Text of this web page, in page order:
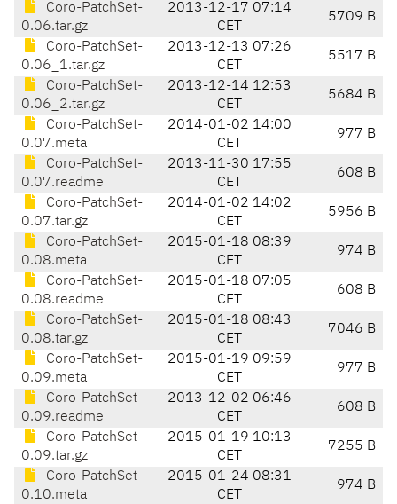
Coro-PatchSet-
0.06.tar.gz
2013-12-17 07:14
CET
5709 B
Coro-PatchSet-
0.06_1.tar.gz
2013-12-13 07:26
CET
5517 B
Coro-PatchSet-
0.06_2.tar.gz
2013-12-14 12:53
CET
5684 B
Coro-PatchSet-
0.07.meta
2014-01-02 14:00
CET
977 B
Coro-PatchSet-
0.07.readme
2013-11-30 17:55
CET
608 B
Coro-PatchSet-
0.07.tar.gz
2014-01-02 14:02
CET
5956 B
Coro-PatchSet-
0.08.meta
2015-01-18 08:39
CET
974 B
Coro-PatchSet-
0.08.readme
2015-01-18 07:05
CET
608 B
Coro-PatchSet-
0.08.tar.gz
2015-01-18 08:43
CET
7046 B
Coro-PatchSet-
0.09.meta
2015-01-19 09:59
CET
977 B
Coro-PatchSet-
0.09.readme
2013-12-02 06:46
CET
608 B
Coro-PatchSet-
0.09.tar.gz
2015-01-19 10:13
CET
7255 B
Coro-PatchSet-
0.10.meta
2015-01-24 08:31
CET
974 B